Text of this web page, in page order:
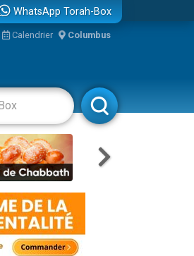
WhatsApp Torah-Box
Calendrier Columbus
Livres Rabbanim